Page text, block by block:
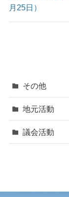
月25日）
その他
地元活動
議会活動